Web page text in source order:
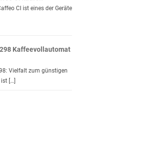
CI ist eines der Geräte
Kaffeevollautomat
Vielfalt zum günstigen
[…]